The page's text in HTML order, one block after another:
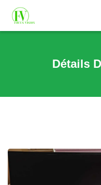
Détails